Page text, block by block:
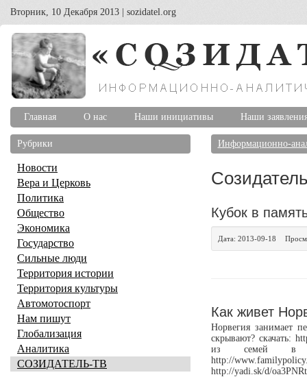
Вторник, 10 Декабря 2013 | sozidatel.org
Главная О нас Наши инициативы Наши
Рубрики
Новости
Вера и Церковь
Политика
Общество
Экономика
Государство
Сильные люди
Территория истории
Территория культуры
Автомотоспорт
Нам пишут
Глобализация
Аналитика
СОЗИДАТЕЛЬ-ТВ
Информационно-
Кубок в
Дата: 2013-09-18
Как живет
Норвегия занимает
скрывают? скачать:
из семей в
http://
http://yadi.sk/d/